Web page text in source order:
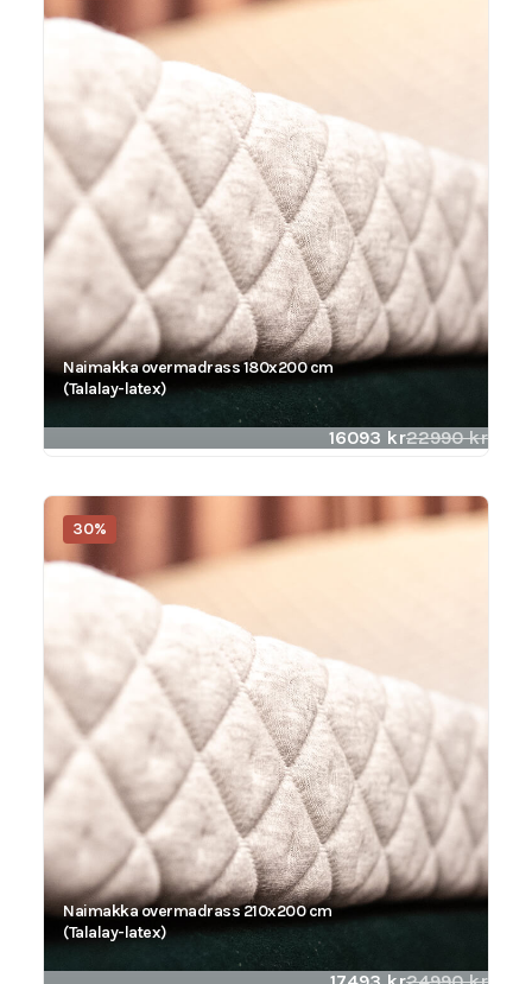
Naimakka overmadrass 180x200 cm
(Talalay-latex)
22990kr
16093 kr
30%
Naimakka overmadrass 210x200 cm
(Talalay-latex)